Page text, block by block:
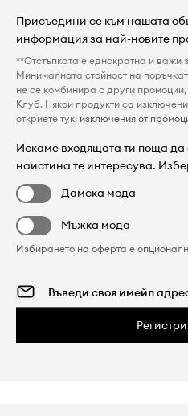
Присъедини се към нашата
информация за най-новите
**Отстъпката е еднократна и важи
Минималната стойност на
не се комбинира с други
Клуб. Някои продукти са
откриете тук: изключения от
Искаме входящата ти поща да
наистина те интересува.
Дамска мода
Мъжка мода
Избирането на оферта е